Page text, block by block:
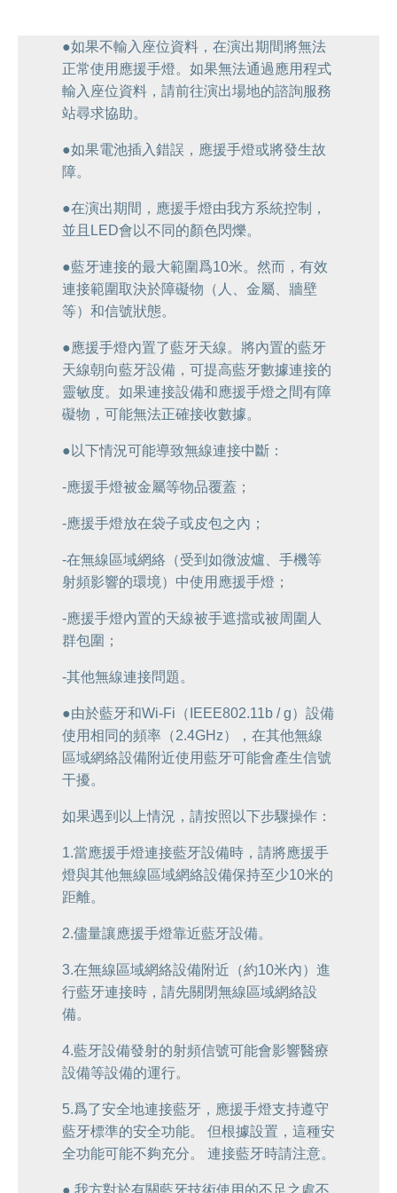
●如果不輸入座位資料，在演出期間將無法
正常使用應援手燈。如果無法通過應用程式
輸入座位資料，請前往演出場地的諮詢服務
站尋求協助。
●如果電池插入錯誤，應援手燈或將發生故
障。
●在演出期間，應援手燈由我方系統控制，
並且LED會以不同的顏色閃爍。
●藍牙連接的最大範圍爲10米。然而，有效
連接範圍取決於障礙物（人、金屬、牆壁
等）和信號狀態。
●應援手燈內置了藍牙天線。將內置的藍牙
天線朝向藍牙設備，可提高藍牙數據連接的
靈敏度。如果連接設備和應援手燈之間有障
礙物，可能無法正確接收數據。
●以下情況可能導致無線連接中斷：
-應援手燈被金屬等物品覆蓋；
-應援手燈放在袋子或皮包之內；
-在無線區域網絡（受到如微波爐、手機等
射頻影響的環境）中使用應援手燈；
-應援手燈內置的天線被手遮擋或被周圍人
群包圍；
-其他無線連接問題。
●由於藍牙和Wi-Fi（IEEE802.11b / g）設備
使用相同的頻率（2.4GHz），在其他無線
區域網絡設備附近使用藍牙可能會產生信號
干擾。
如果遇到以上情況，請按照以下步驟操作：
1.當應援手燈連接藍牙設備時，請將應援手
燈與其他無線區域網絡設備保持至少10米的
距離。
2.儘量讓應援手燈靠近藍牙設備。
3.在無線區域網絡設備附近（約10米內）進
行藍牙連接時，請先關閉無線區域網絡設
備。
4.藍牙設備發射的射頻信號可能會影響醫療
設備等設備的運行。
5.爲了安全地連接藍牙，應援手燈支持遵守
藍牙標準的安全功能。 但根據設置，這種安
全功能可能不夠充分。 連接藍牙時請注意。
● 我方對於有關藍牙技術使用的不足之處不